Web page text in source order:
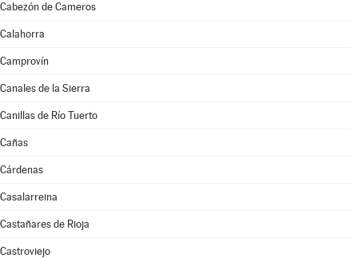
Cabezón de Cameros
Calahorra
Camprovín
Canales de la Sierra
Canillas de Río Tuerto
Cañas
Cárdenas
Casalarreina
Castañares de Rioja
Castroviejo